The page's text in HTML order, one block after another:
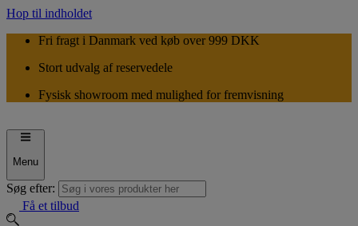
Hop til indholdet
Fri fragt i Danmark ved køb over 999 DKK
Stort udvalg af reservedele
Fysisk showroom med mulighed for fremvisning
Menu
Søg efter:
Få et tilbud